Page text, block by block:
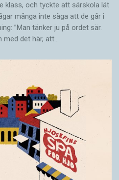
klass, och tyckte att särskola lät
många inte säga att de går i
”Man tänker ju på ordet sär.
med det här, att…